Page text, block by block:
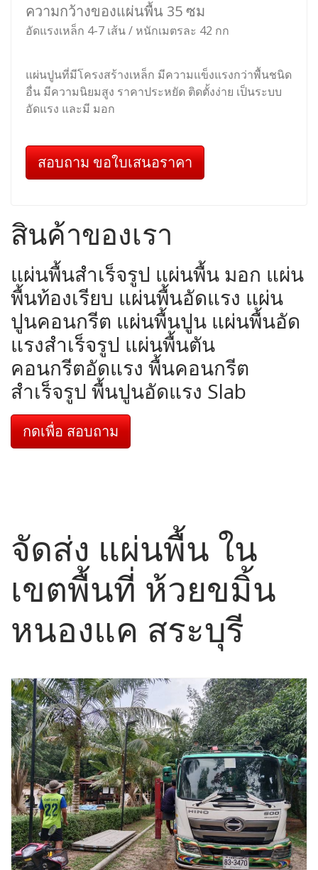
ความกว้างของแผ่นพื้น 35 ซม
อัดแรงเหล็ก 4-7 เส้น / หนักเมตรละ 42 กก
แผ่นปูนที่มีโครงสร้างเหล็ก มีความแข็งแรงกว่าพื้นชนิด
อื่น มีความนิยมสูง ราคาประหยัด ติดตั้งง่าย เป็นระบบ
อัดแรง และมี มอก
สอบถาม ขอใบเสนอราคา
สินค้าของเรา
แผ่นพื้นสำเร็จรูป แผ่นพื้น มอก แผ่น
พื้นท้องเรียบ แผ่นพื้นอัดแรง แผ่น
ปูนคอนกรีต แผ่นพื้นปูน แผ่นพื้นอัด
แรงสำเร็จรูป แผ่นพื้นตัน
คอนกรีตอัดแรง พื้นคอนกรีต
สำเร็จรูป พื้นปูนอัดแรง Slab
กดเพื่อ สอบถาม
จัดส่ง แผ่นพื้น ใน
เขตพื้นที่ ห้วยขมิ้น
หนองแค สระบุรี